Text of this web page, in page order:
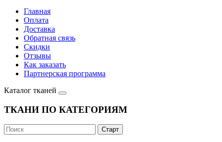
Главная
Оплата
Доставка
Обратная связь
Скидки
Отзывы
Как заказать
Партнерская программа
Каталог тканей
ТКАНИ ПО КАТЕГОРИЯМ